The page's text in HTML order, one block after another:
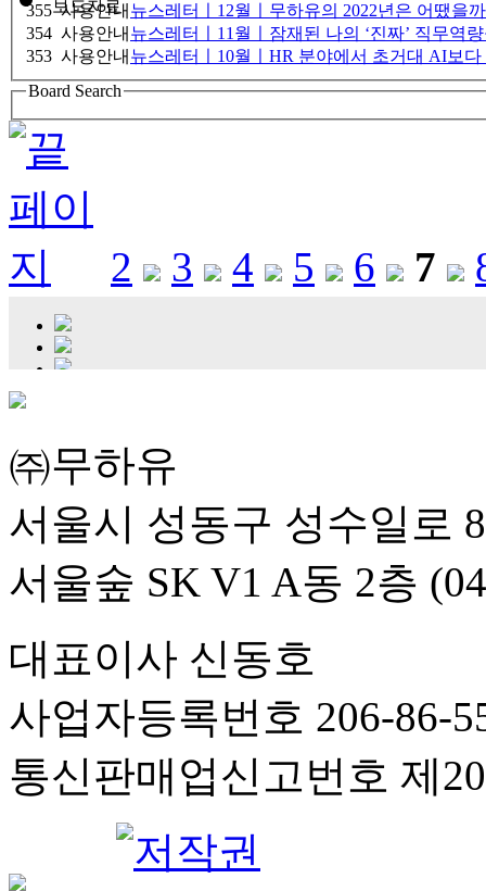
보도자료
355 사용안내 뉴스레터ㅣ12월ㅣ무하유의 2022년은 어땠을
354 사용안내 뉴스레터ㅣ11월ㅣ잠재된 나의 ‘진짜’ 직무역
353 사용안내 뉴스레터ㅣ10월ㅣHR 분야에서 초거대 AI보
Board Search
2 3 4 5 6 7
㈜무하유
서울시 성동구 성수일로
서울숲 SK V1 A동 2층
대표이사 신동호
사업자등록번호 206-86-
통신판매업신고번호 제